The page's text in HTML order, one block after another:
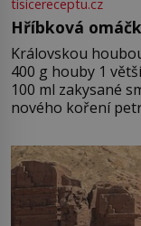
tisicereceptu.cz
Hříbková
Královskou houbou
400 g houby 1
100 ml zakysané
nového koření